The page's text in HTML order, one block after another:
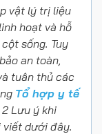
vật lý trị liệu
hoạt và hỗ
sống. Tuy
an toàn,
tuân thủ các
Tổ hợp y tế
Lưu ý khi
viết dưới đây.